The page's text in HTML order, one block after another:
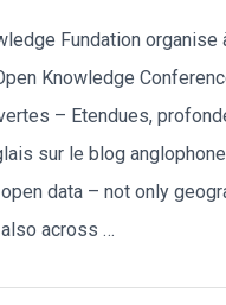
Fundation
Knowledge
– Etendues,
sur le blog
data – not only
across …